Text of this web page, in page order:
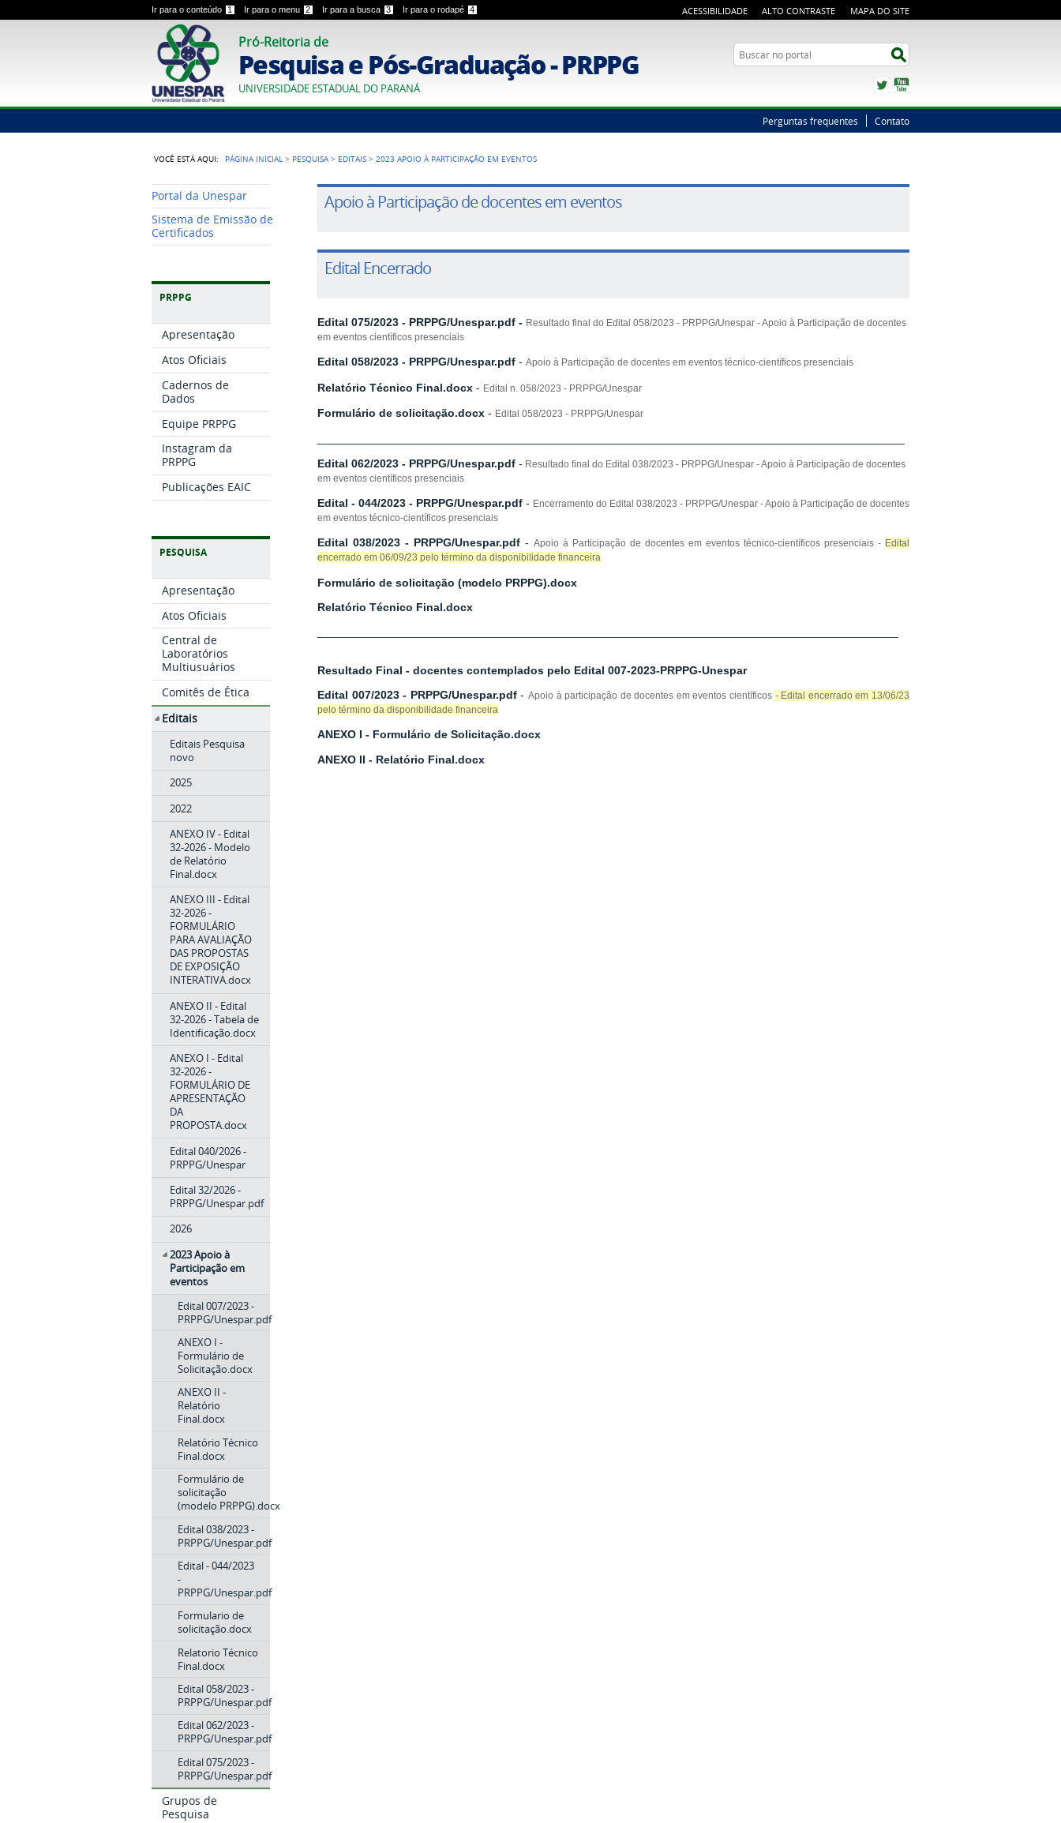
Ir para o conteúdo 1 Ir para o menu 2 Ir para a busca 3 Ir para o rodapé 4 ACESSIBILIDADE ALTO CONTRASTE MAPA DO SITE
Pró-Reitoria de
Pesquisa e Pós-Graduação - PRPPG
UNIVERSIDADE ESTADUAL DO PARANÁ
Busca
Twitter
Perguntas frequentes Contato
VOCÊ ESTÁ AQUI: PÁGINA INICIAL > PESQUISA > EDITAIS >2023 APOIO À PARTICIPAÇÃO EM EVENTOS
Portal da Unespar
Sistema de Emissão de
Certificados
PRPPG
Apresentação
Atos Oficiais
Cadernos de
Dados
Equipe PRPPG
Instagram da
PRPPG
Publicações EAIC
PESQUISA
Apresentação
Atos Oficiais
Central de
Laboratórios
Multiusuários
Comitês de Ética
Editais
Editais Pesquisa
novo
2025
2022
ANEXO IV - Edital
32-2026 - Modelo
de Relatório
Final.docx
ANEXO III - Edital
32-2026 -
FORMULÁRIO
PARA AVALIAÇÃO
DAS PROPOSTAS
DE EXPOSIÇÃO
INTERATIVA.docx
ANEXO II - Edital
32-2026 - Tabela de
Identificação.docx
ANEXO I - Edital
32-2026 -
FORMULÁRIO DE
APRESENTAÇÃO
DA
PROPOSTA.docx
Edital 040/2026 -
PRPPG/Unespar
Edital 32/2026 -
PRPPG/Unespar.pdf
2026
2023 Apoio à
Participação em
eventos
Edital 007/2023 -
PRPPG/Unespar.pdf
ANEXO I -
Formulário de
Solicitação.docx
ANEXO II -
Relatório
Final.docx
Relatório Técnico
Final.docx
Formulário de
solicitação
(modelo PRPPG).docx
Edital 038/2023 -
PRPPG/Unespar.pdf
Edital - 044/2023
-
PRPPG/Unespar.pdf
Formulario de
solicitação.docx
Relatorio Técnico
Final.docx
Edital 058/2023 -
PRPPG/Unespar.pdf
Edital 062/2023 -
PRPPG/Unespar.pdf
Edital 075/2023 -
PRPPG/Unespar.pdf
Grupos de
Pesquisa
Apoio à Participação de docentes em eventos
Edital Encerrado
Edital 075/2023 - PRPPG/Unespar.pdf- Resultado final do Edital 058/2023 - PRPPG/Unespar - Apoio à Participação de docentes
em eventos científicos presenciais
Edital 058/2023 - PRPPG/Unespar.pdf - Apoio à Participação de docentes em eventos técnico-científicos presenciais
Relatório Técnico Final.docx - Edital n. 058/2023 - PRPPG/Unespar
Formulário de solicitação.docx- Edital 058/2023 - PRPPG/Unespar
Edital 062/2023 - PRPPG/Unespar.pdf- Resultado final do Edital 038/2023 - PRPPG/Unespar - Apoio à Participação de docentes
em eventos científicos presenciais
Edital - 044/2023 - PRPPG/Unespar.pdf- Encerramento do Edital 038/2023 - PRPPG/Unespar - Apoio à Participação de docentes
em eventos técnico-científicos presenciais
Edital 038/2023 - PRPPG/Unespar.pdf- Apoio à Participação de docentes em eventos técnico-científicos presenciais - Edital
encerrado em 06/09/23 pelo término da disponibilidade financeira
Formulário de solicitação (modelo PRPPG).docx
Relatório Técnico Final.docx
Resultado Final - docentes contemplados pelo Edital 007-2023-PRPPG-Unespar
Edital 007/2023 - PRPPG/Unespar.pdf - Apoio à participação de docentes em eventos científicos - Edital encerrado em 13/06/23
pelo término da disponibilidade financeira
ANEXO I - Formulário de Solicitação.docx
ANEXO II - Relatório Final.docx